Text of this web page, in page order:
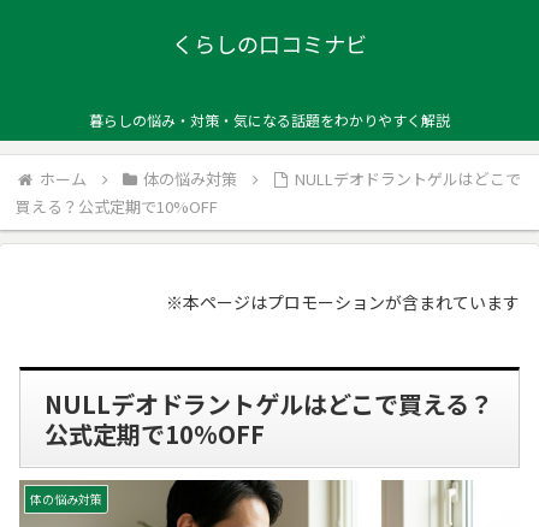
くらしの口コミナビ
暮らしの悩み・対策・気になる話題をわかりやすく解説
ホーム 体の悩み対策
NULLデオドラントゲルはどこで
買える？公式定期で10%OFF
※本ページはプロモーションが含まれています
NULLデオドラントゲルはどこで買える？
公式定期で10%OFF
体の悩み対策